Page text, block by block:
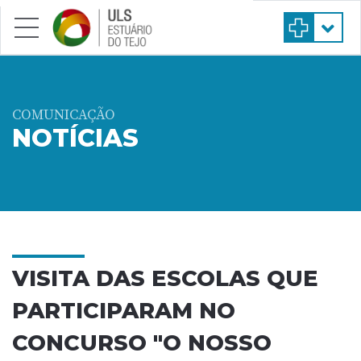
Saltar para conteúdo principal
COMUNICAÇÃO
NOTÍCIAS
VISITA DAS ESCOLAS QUE
PARTICIPARAM NO
CONCURSO "O NOSSO